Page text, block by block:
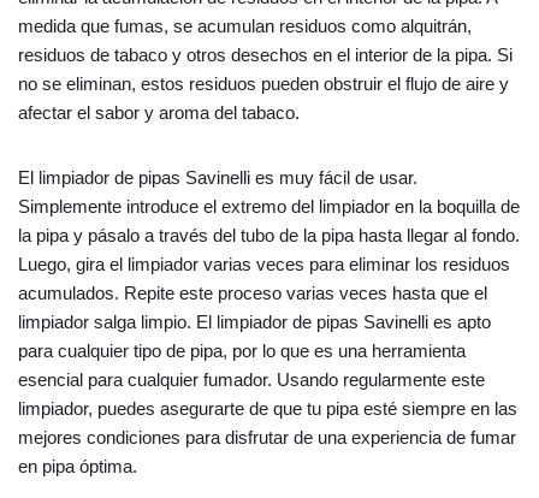
medida que fumas, se acumulan residuos como alquitrán,
residuos de tabaco y otros desechos en el interior de la pipa. Si
no se eliminan, estos residuos pueden obstruir el flujo de aire y
afectar el sabor y aroma del tabaco.
El limpiador de pipas Savinelli es muy fácil de usar.
Simplemente introduce el extremo del limpiador en la boquilla de
la pipa y pásalo a través del tubo de la pipa hasta llegar al fondo.
Luego, gira el limpiador varias veces para eliminar los residuos
acumulados. Repite este proceso varias veces hasta que el
limpiador salga limpio. El limpiador de pipas Savinelli es apto
para cualquier tipo de pipa, por lo que es una herramienta
esencial para cualquier fumador. Usando regularmente este
limpiador, puedes asegurarte de que tu pipa esté siempre en las
mejores condiciones para disfrutar de una experiencia de fumar
en pipa óptima.